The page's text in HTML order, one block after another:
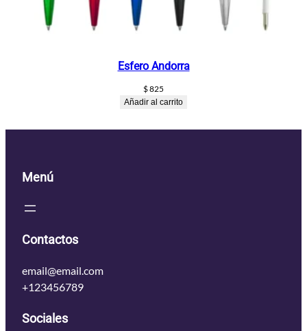
Esfero Andorra
$825
Añadir al carrito
Menú
Contactos
email@email.com
+123456789
Sociales